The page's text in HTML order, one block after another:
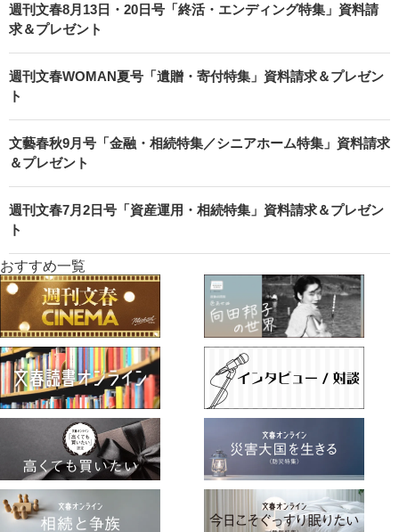
週刊文春8月13日・20日号「終活・エンディング特集」資料請
求＆プレゼント
週刊文春WOMAN夏号「遺贈・寄付特集」資料請求＆プレゼン
ト
文藝春秋9月号「金融・相続特集／シニアホーム特集」資料請求
＆プレゼント
週刊文春7月2日号「資産運用・相続特集」資料請求＆プレゼン
ト
おすすめ一覧